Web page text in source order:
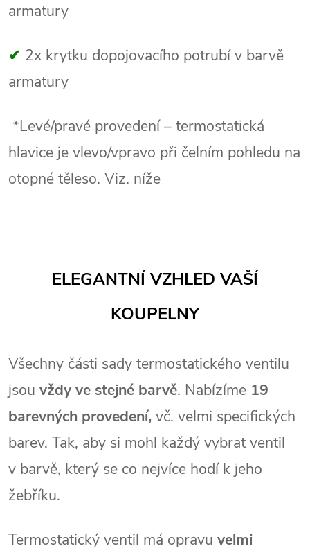
armatury
✔ 2x krytku dopojovacího potrubí v barvě
armatury
*Levé/pravé provedení – termostatická
hlavice je vlevo/vpravo při čelním pohledu na
otopné těleso. Viz. níže
ELEGANTNÍ VZHLED VAŠÍ
KOUPELNY
Všechny části sady termostatického ventilu
jsou vždy ve stejné barvě. Nabízíme 19
barevných provedení, vč. velmi specifických
barev. Tak, aby si mohl každý vybrat ventil
v barvě, který se co nejvíce hodí k jeho
žebříku.
Termostatický ventil má opravu velmi